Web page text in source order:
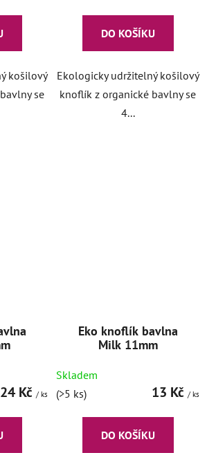
košilový
se
DO KOŠÍKU
Ekologicky udržitelný košilový
knoflík z organické bavlny se
4...
24 Kč / ks
Eko knoflík bavlna
Milk 11mm
Skladem
(>5 ks)
13 Kč / ks
DO KOŠÍKU